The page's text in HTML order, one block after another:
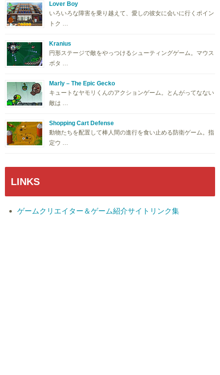
Lover Boy
いろいろな障害を乗り越えて、愛しの彼女に会いに行くポイン
トク …
Kranius
円形ステージで敵をやっつけるシューティングゲーム。マウス
ボタ …
Marly – The Epic Gecko
キュートなヤモリくんのアクションゲーム。とんがってなない
敵は …
Shopping Cart Defense
動物たちを配置して棒人間の進行を食い止める防衛ゲーム。指
定ウ …
LINKS
ゲームクリエイター＆ゲーム紹介サイトリンク集